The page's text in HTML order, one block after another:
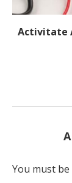
Activitate
You must be